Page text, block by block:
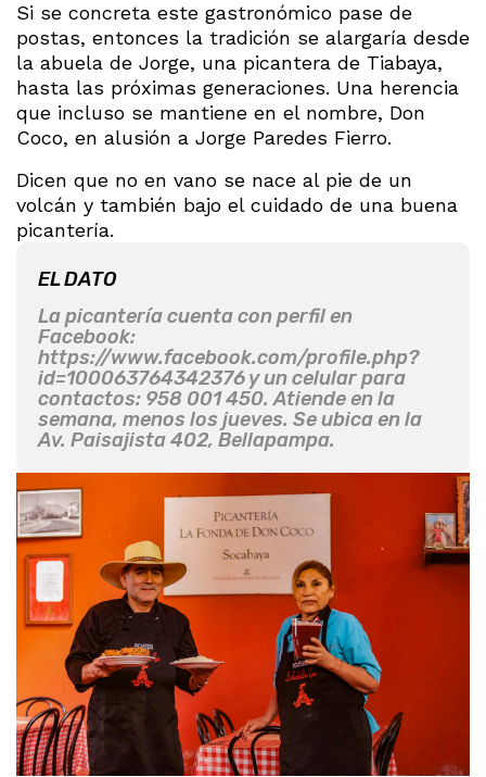
Si se concreta este gastronómico pase de
postas, entonces la tradición se alargaría desde
la abuela de Jorge, una picantera de Tiabaya,
hasta las próximas generaciones. Una herencia
que incluso se mantiene en el nombre, Don
Coco, en alusión a Jorge Paredes Fierro.
Dicen que no en vano se nace al pie de un
volcán y también bajo el cuidado de una buena
picantería.
EL DATO
La picantería cuenta con perfil en
Facebook:
https://www.facebook.com/profile.php?
id=100063764342376 y un celular para
contactos: 958 001 450. Atiende en la
semana, menos los jueves. Se ubica en la
Av. Paisajista 402, Bellapampa.